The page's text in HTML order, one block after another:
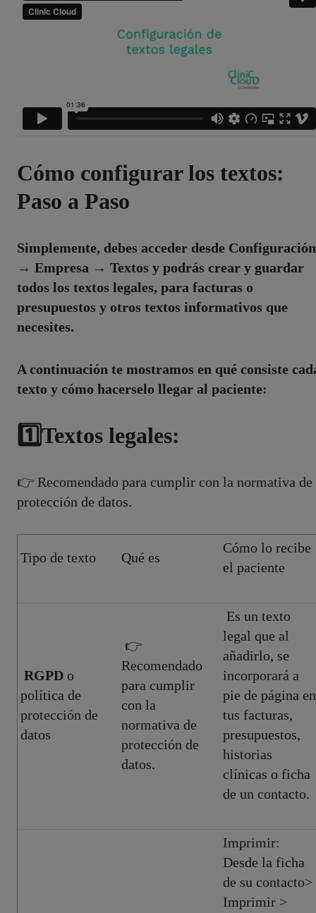
Cómo configurar los textos:
Paso a Paso
Simplemente, debes acceder desde Configuración
→ Empresa → Textos y podrás crear y guardar
todos los textos legales, para facturas o
presupuestos y otros textos informativos que
necesites.
A continuación te mostramos en qué consiste
texto y cómo hacerselo llegar al paciente:
1️⃣Textos legales:
👉 Recomendado para cumplir con la normativa de
protección de datos.
Tipo de texto Qué es
Cómo lo recibe
el paciente
RGPD o
política de
protección de
datos
👉
Recomendado
para cumplir
con la
normativa de
protección de
datos.
Es un texto
legal que al
añadirlo, se
incorporará a
pie de página en
tus facturas,
presupuestos,
historias
clínicas o ficha
de un contacto.
Imprimir:
Desde la ficha
de su contacto>
Imprimir >